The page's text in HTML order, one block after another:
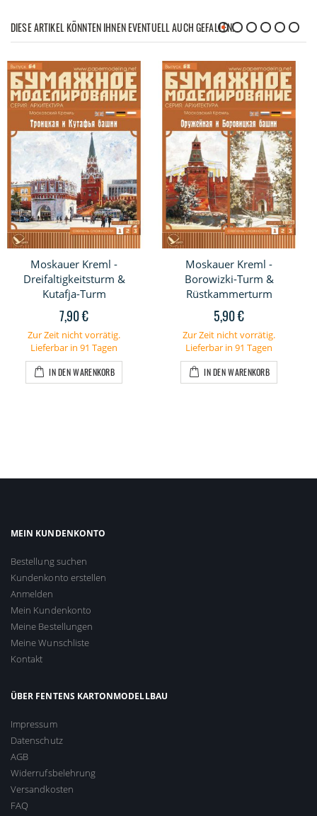
DIESE ARTIKEL KÖNNTEN IHNEN EVENTUELL AUCH GEFALLEN!
Moskauer Kreml -
Dreifaltigkeitsturm &
Kutafja-Turm
7,90 €
Zur Zeit nicht vorrätig.
Lieferbar in 91 Tagen
IN DEN WARENKORB
Moskauer Kreml -
Borowizki-Turm &
Rüstkammerturm
5,90 €
Zur Zeit nicht vorrätig.
Lieferbar in 91 Tagen
IN DEN WARENKORB
MEIN KUNDENKONTO
Bestellung suchen
Kundenkonto erstellen
Anmelden
Mein Kundenkonto
Meine Bestellungen
Meine Wunschliste
Kontakt
ÜBER FENTENS KARTONMODELLBAU
Impressum
Datenschutz
AGB
Widerrufsbelehrung
Versandkosten
FAQ